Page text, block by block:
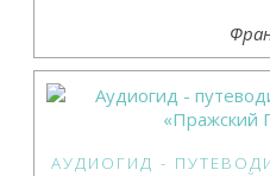
АУДИОГИД -